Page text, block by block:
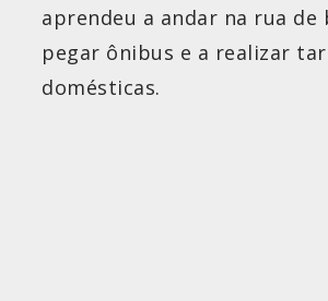
aprendeu a andar na rua de
pegar ônibus e a realizar
domésticas.